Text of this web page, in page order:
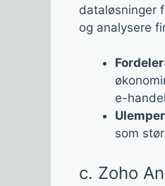
dataløsninger
og analysere
Fordeler
e-
Ulemper
som
c. Zoho